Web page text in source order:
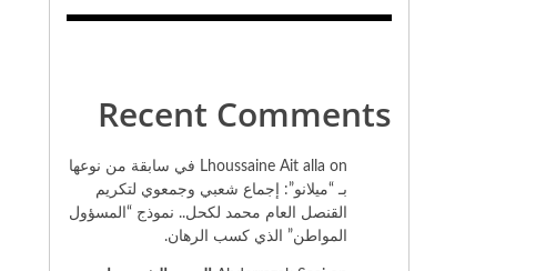
Recent Comments
Lhoussaine Ait alla on
في سابقة من نوعها
بـ “ميلانو”: إجماع شعبي وجمعوي لتكريم
القنصل العام محمد لكحل.. نموذج “المسؤول
المواطن” الذي كسب الرهان.